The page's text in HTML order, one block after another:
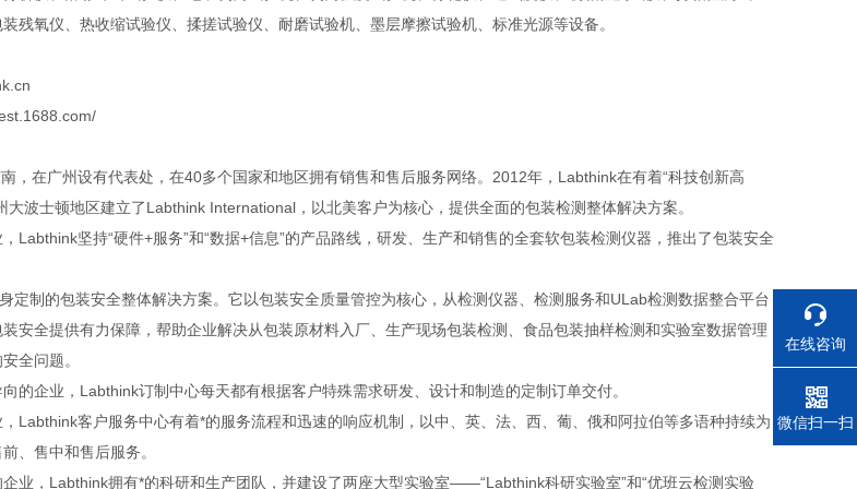
残氧仪、热收缩试验仪、揉搓试验仪、耐磨试验机、墨层摩擦试验机、标准光源等设备。
，在广州设有代表处，在40多个国家和地区拥有销售和售后服务网络。2012年，Labthink在有着“科技创新高
大波士顿地区建立了Labthink International，以北美客户为核心，提供全面的包装检测整体解决方案。
Labthink坚持“硬件+服务”和“数据+信息”的产品路线，研发、生产和销售的全套软包装检测仪器，推出了包装安全
定制的包装安全整体解决方案。它以包装安全质量管控为核心，从检测仪器、检测服务和ULab检测数据整合平台
安全提供有力保障，帮助企业解决从包装原材料入厂、生产现场包装检测、食品包装抽样检测和实验室数据管理
全问题。
的企业，Labthink订制中心每天都有根据客户特殊需求研发、设计和制造的定制订单交付。
Labthink客户服务中心有着*的服务流程和迅速的响应机制，以中、英、法、西、葡、俄和阿拉伯等多语种持续为
、售中和售后服务。
业，Labthink拥有*的科研和生产团队，并建设了两座大型实验室——“Labthink科研实验室”和“优班云检测实验
在线咨询
电话
微信扫一扫